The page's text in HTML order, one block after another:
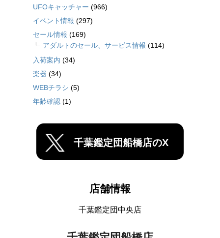
UFOキャッチャー (966)
イベント情報 (297)
セール情報 (169)
アダルトのセール、サービス情報 (114)
入荷案内 (34)
楽器 (34)
WEBチラシ (5)
年齢確認 (1)
千葉鑑定団船橋店のX
店舗情報
千葉鑑定団中央店